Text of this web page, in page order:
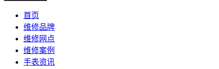
首页
维修品牌
维修网点
维修案例
手表资讯